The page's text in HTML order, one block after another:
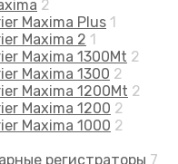
2
Maxima Plus 1
Maxima 2 1
Maxima 1300Mt 2
Maxima 1300 2
Maxima 1200Mt 2
Maxima 1200 2
Maxima 1000 2
регистраторы 7